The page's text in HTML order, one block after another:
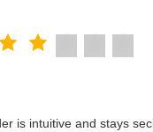
is intuitive and stays